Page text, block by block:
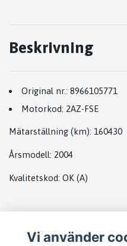
Beskrivning
Original nr.: 8966105771
Motorkod: 2AZ-FSE
Mätarställning (km): 160430
Årsmodell: 2004
Kvalitetskod: OK (A)
Vi använder